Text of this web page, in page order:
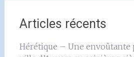
Articles récents
Hérétique – Une envoûtante